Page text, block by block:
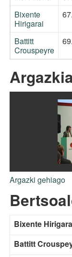
Bixente
Hirigarai
Battitt
Crouspeyre
Argazki gehiago
Bixente
Battitt